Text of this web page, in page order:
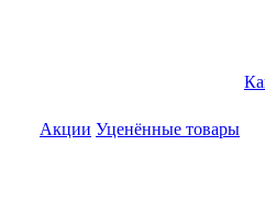
Акции Уценённые товары